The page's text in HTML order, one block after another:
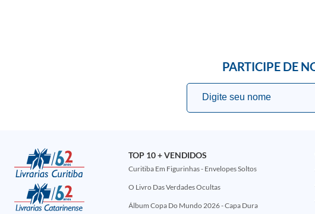
PARTICIPE DE
TOP 10 + VENDIDOS
Curitiba Em Figurinhas - Envelopes Soltos
O Livro Das Verdades Ocultas
Álbum Copa Do Mundo 2026 - Capa Dura